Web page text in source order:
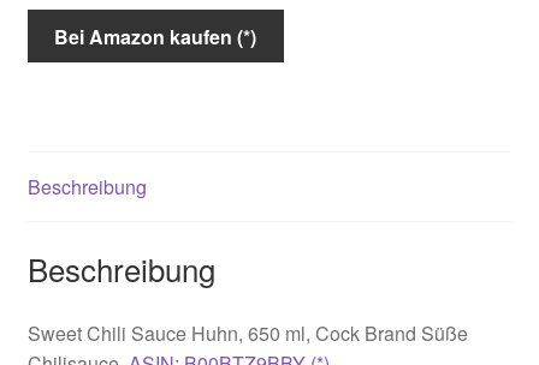
Bei Amazon kaufen (*)
Beschreibung
Beschreibung
Sweet Chili Sauce Huhn, 650 ml, Cock Brand Süße